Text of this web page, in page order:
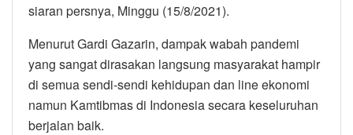
siaran persnya, Minggu (15/8/2021).
Menurut Gardi Gazarin, dampak wabah pandemi
yang sangat dirasakan langsung masyarakat hampir
di semua sendi-sendi kehidupan dan line ekonomi
namun Kamtibmas di Indonesia secara keseluruhan
berjalan baik.